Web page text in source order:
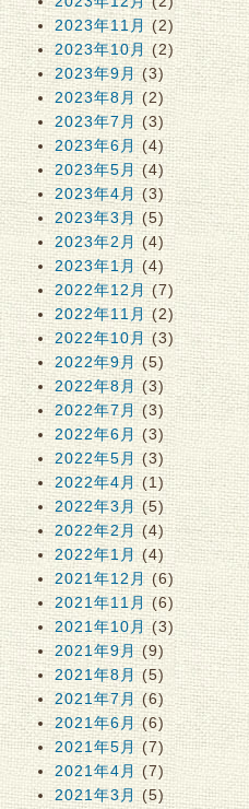
2023年11月 (2)
2023年10月(2)
2023年9月(3)
2023年8月 (2)
2023年7月 (3)
2023年6月 (4)
2023年5月(4)
2023年4月(3)
2023年3月 (5)
2023年2月
(4)
2023年1月(4)
2022年12月(7)
2022年11月(2)
2022年10月 (3)
2022年9月(5)
2022年8月(3)
2022年7月 (3)
2022年6月(3)
2022年5月 (3)
2022年4月(1)
2022年3月 (5)
2022年2月(4)
2022年1月(4)
2021年12月(6)
2021年11月 (6)
2021年10月(3)
2021年9月(9)
2021年8月(5)
2021年7月 (6)
2021年6月(6)
2021年5月 (7)
2021年4月 (7)
2021年3月 (5)